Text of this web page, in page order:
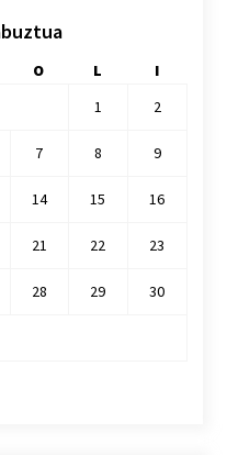
O L
I
1
2
7 8 9
14 15 16
21 22 23
28 29 30